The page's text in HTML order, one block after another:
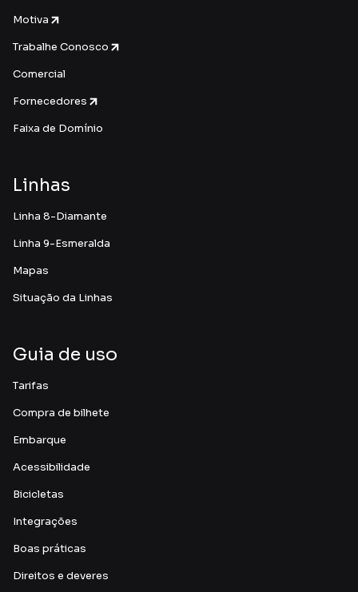
Motiva
Trabalhe Conosco
Comercial
Fornecedores
Faixa de Domínio
Linhas
Linha 8-Diamante
Linha 9-Esmeralda
Mapas
Situação da Linhas
Guia de uso
Tarifas
Compra de bilhete
Embarque
Acessibilidade
Bicicletas
Integrações
Boas práticas
Direitos e deveres